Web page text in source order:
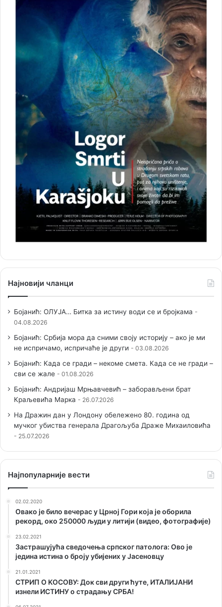
Најновији чланци
Бојанић: ОЛУЈА… Битка за истину води се и бројкама
04.08.2026
Бојанић: Србија мора да сними своју историју – ако је ми
не испричамо, испричаће је други
03.08.2026
Бојанић: Када се гради – некоме смета. Када се не гради –
сви се жале
01.08.2026
Бојанић: Андријаш Мрњавчевић – заборављени брат
Краљевића Марка
26.07.2026
На Дражин дан у Лондону обележено 80. година од
мучког убиства генерала Драгољуба Драже Михаиловића
25.07.2026
Наjпопуларније вести
02.02.2020
Овако је било вечерас у Црној Гори која је оборила
рекорд, око 250000 људи у литији (видео, фотографије)
23.02.2021
Застрашујућа сведочења српског патолога: Ово је
једина истина о броју убијених у Јасеновцу
21.01.2021
СТРИП О KОСОВУ: Док сви други ћуте, ИТАЛИЈАНИ
изнели ИСТИНУ о страдању СРБА!